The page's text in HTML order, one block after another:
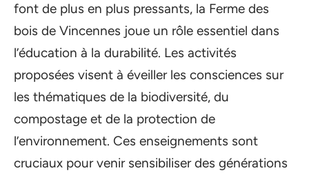
font de plus en plus pressants, la Ferme des
bois de Vincennes joue un rôle essentiel dans
l’éducation à la durabilité. Les activités
proposées visent à éveiller les consciences sur
les thématiques de la biodiversité, du
compostage et de la protection de
l’environnement. Ces enseignements sont
cruciaux pour venir sensibiliser des générations